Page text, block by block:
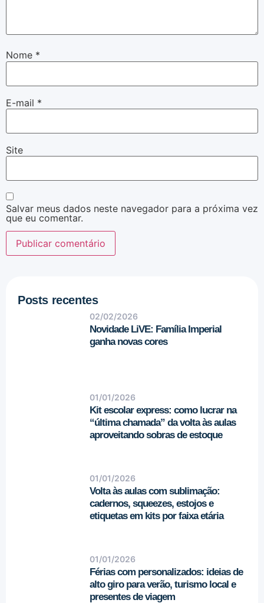
Nome *
E-mail *
Site
Salvar meus dados neste navegador para a próxima vez
que eu comentar.
Posts recentes
02/02/2026
Novidade LiVE: Família Imperial
ganha novas cores
01/01/2026
Kit escolar express: como lucrar na
“última chamada” da volta às aulas
aproveitando sobras de estoque
01/01/2026
Volta às aulas com sublimação:
cadernos, squeezes, estojos e
etiquetas em kits por faixa etária
01/01/2026
Férias com personalizados: ideias de
alto giro para verão, turismo local e
presentes de viagem